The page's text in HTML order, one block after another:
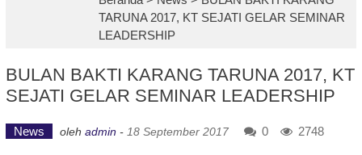
TARUNA 2017, KT SEJATI GELAR SEMINAR
LEADERSHIP
BULAN BAKTI KARANG TARUNA 2017, KT
SEJATI GELAR SEMINAR LEADERSHIP
News oleh admin - 18 September 2017 0 2748